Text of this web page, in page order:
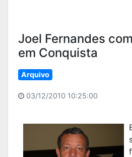
Joel Fernandes
em Conquista
Arquivo
03/12/2010 10:25:00